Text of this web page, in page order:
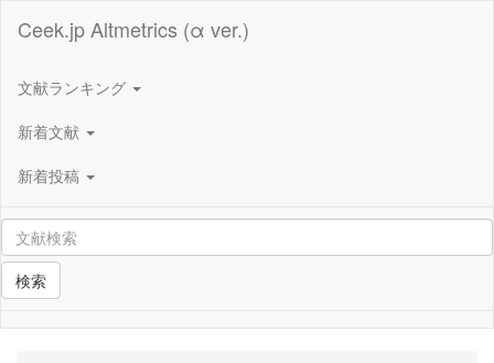
Ceek.jp Altmetrics (α ver.)
文献ランキング
新着文献
新着投稿
検索